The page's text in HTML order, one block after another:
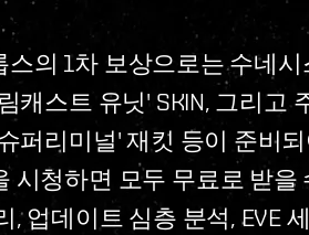
스의 1차 보상으로는 수네
캐스트 유닛' SKIN, 그리고
퍼리미널' 재킷 등이 준비
시청하면 모두 무료로 받
, 업데이트 심층 분석, EVE